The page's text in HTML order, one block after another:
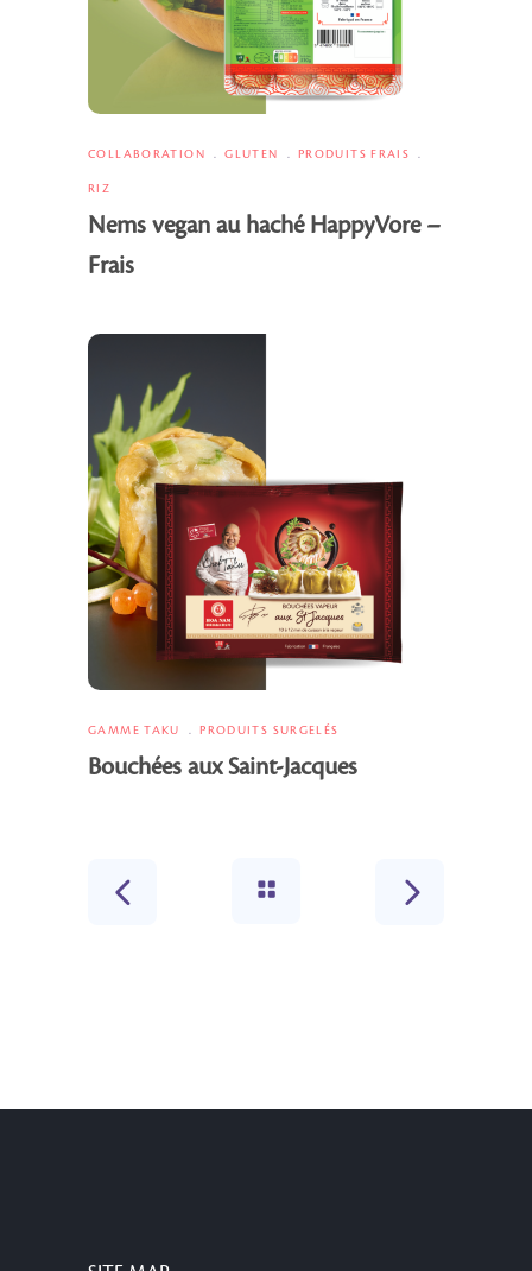
COLLABORATION GLUTEN PRODUITS FRAIS
RIZ
Nems vegan au haché HappyVore –
Frais
GAMME TAKU PRODUITS SURGELÉS
Bouchées aux Saint-Jacques